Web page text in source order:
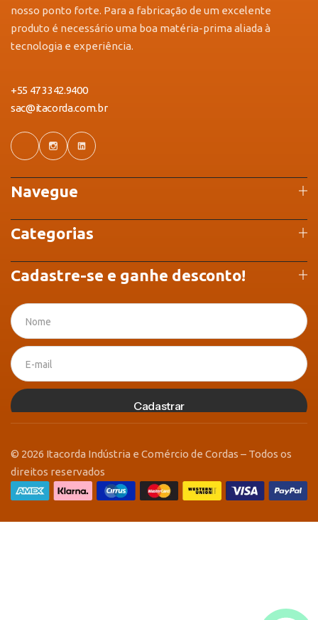
nosso ponto forte. Para a fabricação de um excelente
produto é necessário uma boa matéria-prima aliada à
tecnologia e experiência.
+55 47 3342.9400
sac@itacorda.com.br
Navegue
Categorias
Cadastre-se e ganhe desconto!
Cadastrar
© 2026 Itacorda Indústria e Comércio de Cordas – Todos os
direitos reservados